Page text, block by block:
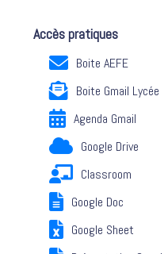
Accès pratiques
Boite AEFE
Boite Gmail Lycée
Agenda Gmail
Google Drive
Classroom
Google Doc
Google Sheet